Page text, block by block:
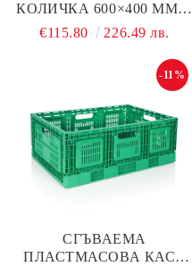
КОЛИЧКА 600×400 ММ С
INOX КОЛЕЛА СЪС
ПОМЕЩЕНИЯ, ЧЕРВЕНА
€115.80 226.49 лв.
СГЪВАЕМА
ПЛАСТМАСОВА КАСА
-11%